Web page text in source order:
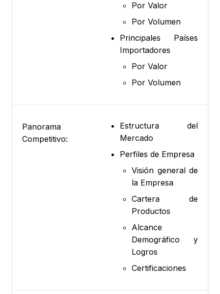
Por Valor
Por Volumen
Principales Países
Importadores
Por Valor
Por Volumen
Panorama
Competitivo:
Estructura del
Mercado
Perfiles de Empresa
Visión general de
la Empresa
Cartera de
Productos
Alcance
Demográfico y
Logros
Certificaciones